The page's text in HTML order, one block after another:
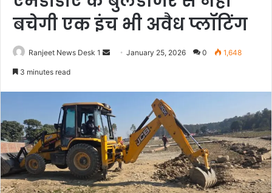
बचेगी एक इंच भी अवैध प्लॉटिंग
Ranjeet News Desk 1
a
n
e
m
a
i
January 25, 2026 0 1,648
3 minutes read